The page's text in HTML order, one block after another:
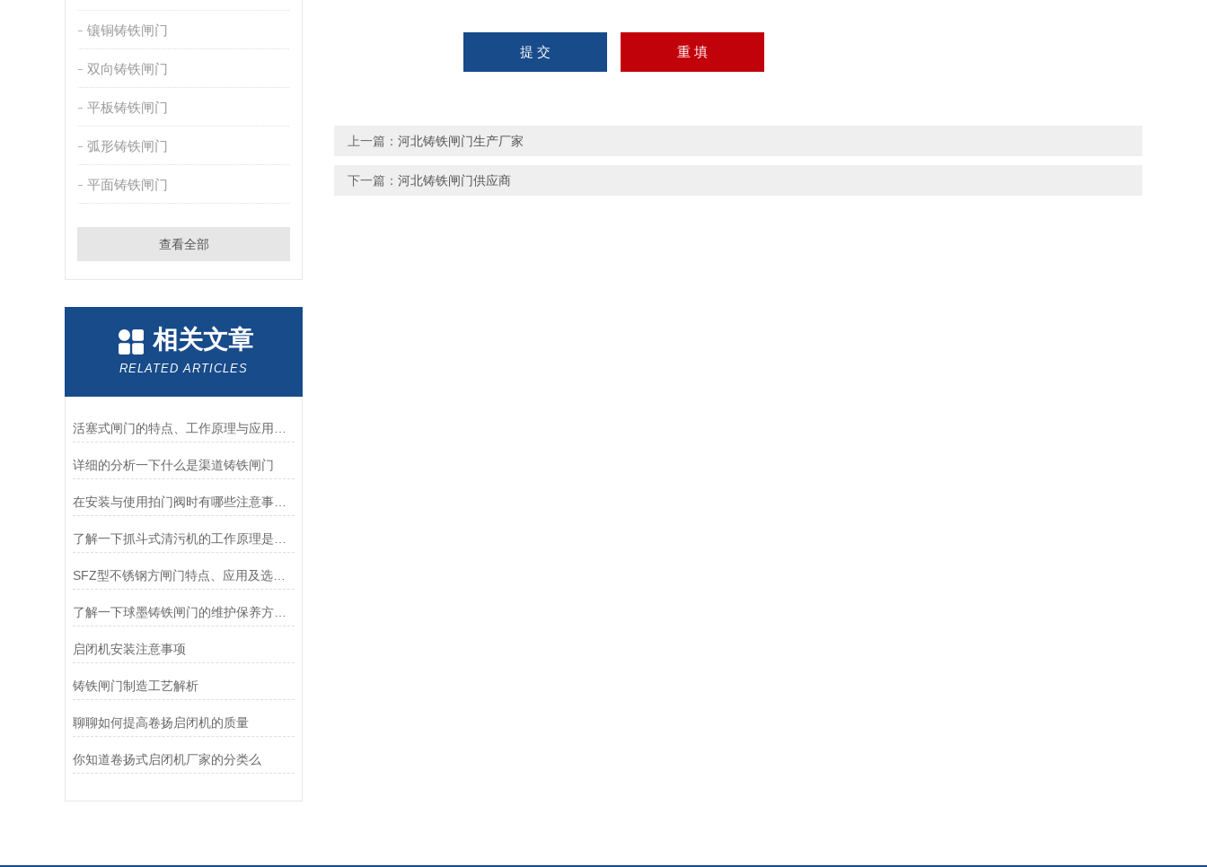
镶铜铸铁闸门
双向铸铁闸门
平板铸铁闸门
弧形铸铁闸门
平面铸铁闸门
查看全部
相关文章
RELATED ARTICLES
详细的分析一下什么是渠道铸铁闸门
在安装与使用拍门阀时有哪些注意事项呢？
SFZ型不锈钢方闸门特点、应用及选购指南全解析
了解一下球墨铸铁闸门的维护保养方法吧
启闭机安装注意事项
铸铁闸门制造工艺解析
聊聊如何提高卷扬启闭机的质量
你知道卷扬式启闭机厂家的分类么
上一篇： 河北铸铁闸门生产厂家
下一篇： 河北铸铁闸门供应商